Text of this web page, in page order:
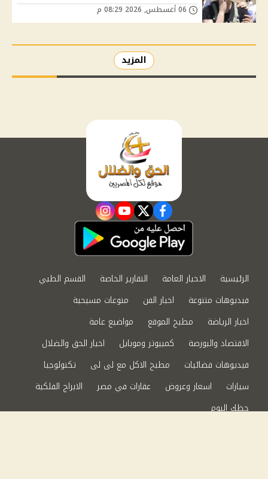
المزيد
facebook
twitter
youtube
instagram
الرئيسية الاخبار العامة التقارير الخاصة
القسم الطبي
فيديوهات متنوعة
اخبار الفن
منوعات مسيحية
اخبار الرياضة
مطبخ الموقع
مواضيع عامة
الاقتصاد والبورصة
كمبيوتر وموبايل
اخبار الحق والضلال
فيديوهات فضائيات
مطبخ الاكل مع لى لى
تكنولوجيا
سيارات
اسعار وعروض عقارات في مصر
الابراج الفلكية
حظك اليوم